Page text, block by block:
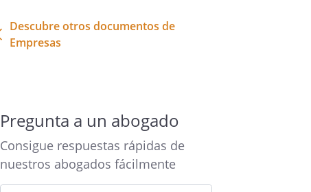
Descubre otros documentos de
Empresas
Pregunta a un abogado
Consigue respuestas rápidas de
nuestros abogados fácilmente